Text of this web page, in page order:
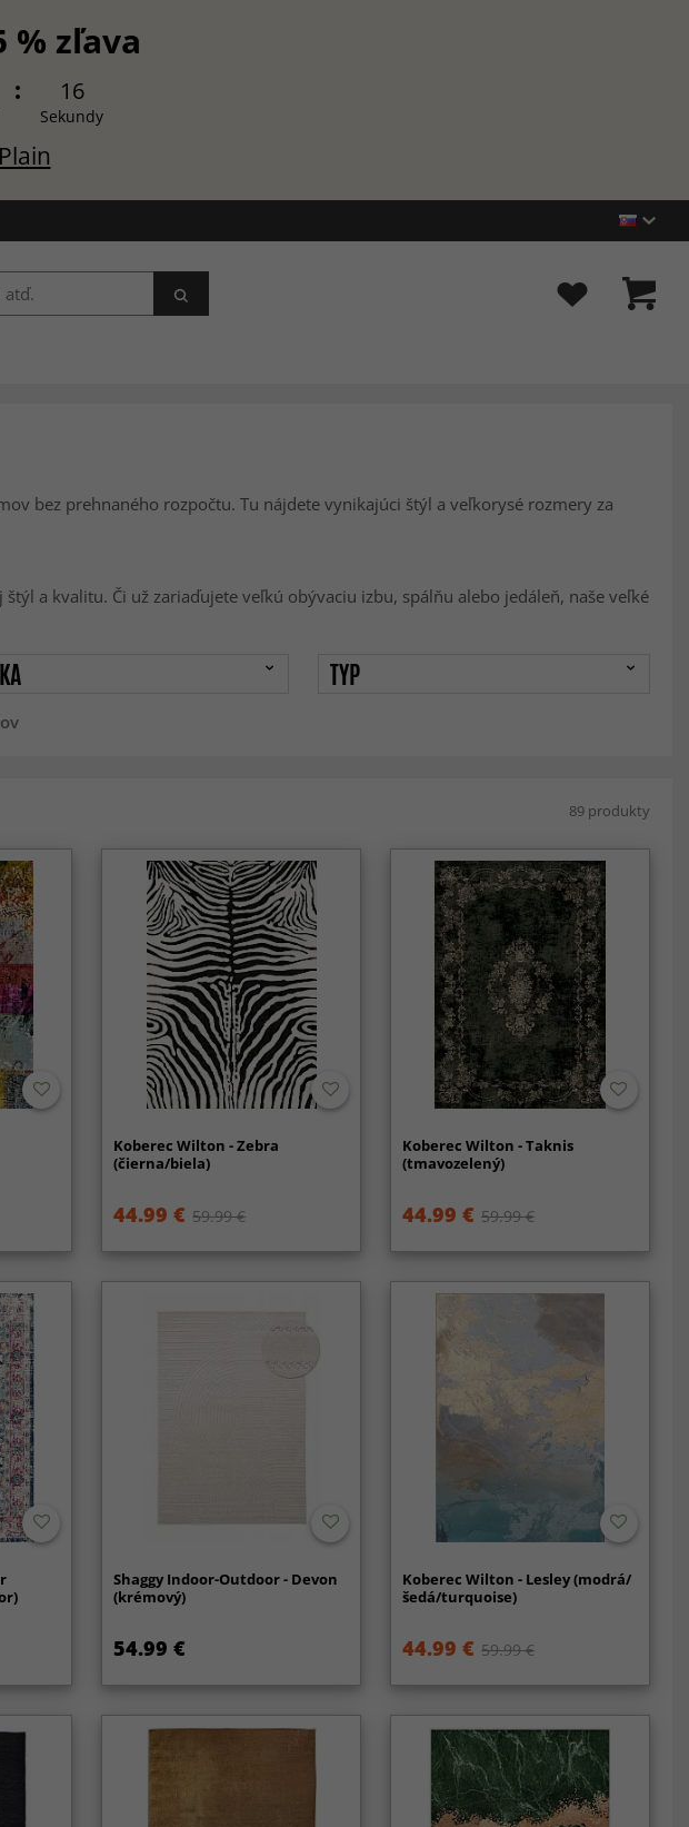
% zľava
15
Sekundy
bez prehnaného rozpočtu. Tu nájdete vynikajúci štýl a veľkorysé rozmery za
a kvalitu. Či už zariaďujete veľkú obývaciu izbu, spálňu alebo jedáleň, naše veľké
TYP
89 produkty
Koberec Wilton - Zebra
(čierna/biela)
44.99 € 59.99 €
Koberec Wilton - Taknis
(tmavozelený)
44.99 € 59.99 €
Shaggy Indoor-Outdoor - Devon
(krémový)
54.99 €
Koberec Wilton - Lesley (modrá/
šedá/turquoise)
44.99 € 59.99 €